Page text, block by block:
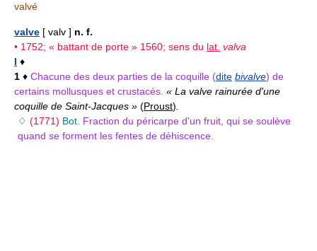
valvé
valve [ valv ] n. f.
• 1752; « battant de porte » 1560; sens du lat. valva
I ♦
1 ♦ Chacune des deux parties de la coquille (dite bivalve) de
certains mollusques et crustacés. « La valve rainurée d'une
coquille de Saint-Jacques » (Proust)
♢ (1771) Bot. Fraction du péricarpe d'un fruit, qui se soulève
quand se forment les fentes de déhiscence.